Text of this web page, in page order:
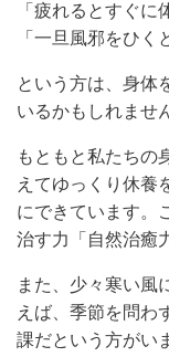
「疲れるとすぐに
「一旦風邪をひく
という方は、身体
いるかもしれませ
もともと私たちの
えてゆっくり休養
にできています。
治す力「自然治癒
また、少々寒い風
えば、季節を問わ
課だという方がい